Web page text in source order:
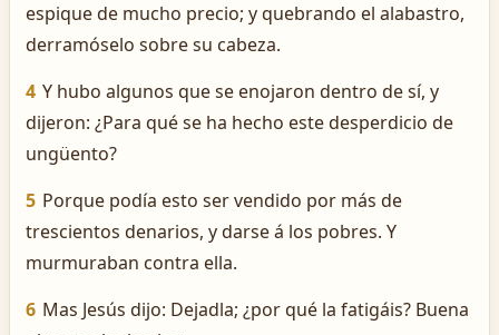
espique de mucho precio; y quebrando el alabastro,
derramóselo sobre su cabeza.
4 Y hubo algunos que se enojaron dentro de sí, y
dijeron: ¿Para qué se ha hecho este desperdicio de
ungüento?
5 Porque podía esto ser vendido por más de
trescientos denarios, y darse á los pobres. Y
murmuraban contra ella.
6 Mas Jesús dijo: Dejadla; ¿por qué la fatigáis? Buena